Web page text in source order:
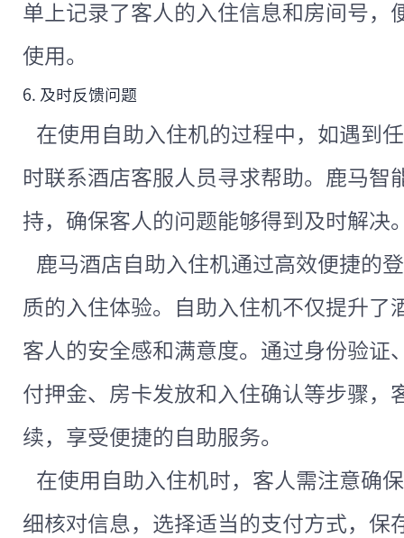
单上记录了客人的入住信息和房间号，
使用。
6. 及时反馈问题
在使用自助入住机的过程中，如遇到
时联系酒店客服人员寻求帮助。鹿马智
持，确保客人的问题能够得到及时解决
鹿马酒店自助入住机通过高效便捷的
质的入住体验。自助入住机不仅提升了
客人的安全感和满意度。通过身份验证
付押金、房卡发放和入住确认等步骤，
续，享受便捷的自助服务。
在使用自助入住机时，客人需注意确
细核对信息，选择适当的支付方式，保